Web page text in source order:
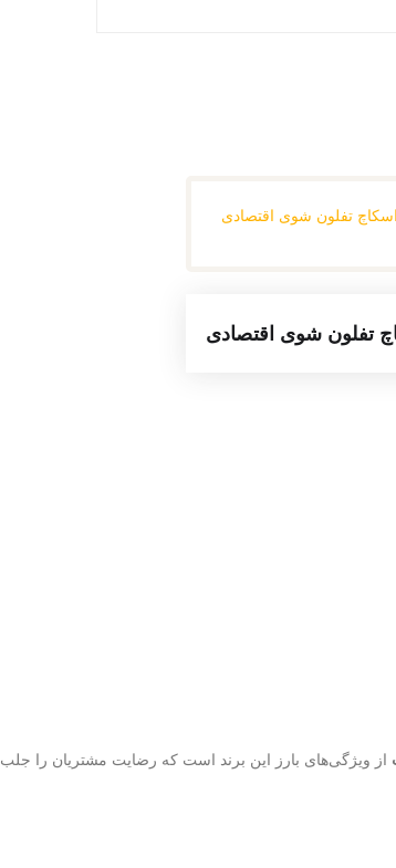
تفلون شوی اقتصادی
از ویژگی‌های بارز این برند است که رضایت مشتریان را جلب